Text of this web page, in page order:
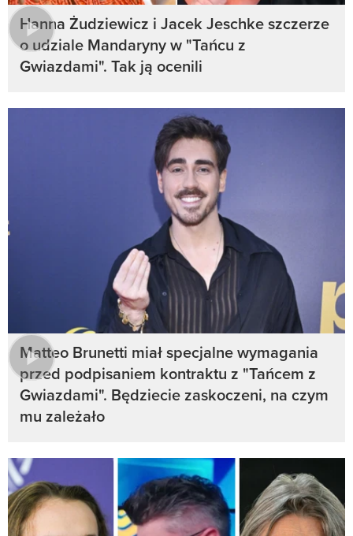
Hanna Żudziewicz i Jacek Jeschke szczerze
o udziale Mandaryny w "Tańcu z
Gwiazdami". Tak ją ocenili
Matteo Brunetti miał specjalne wymagania
przed podpisaniem kontraktu z "Tańcem z
Gwiazdami". Będziecie zaskoczeni, na czym
mu zależało